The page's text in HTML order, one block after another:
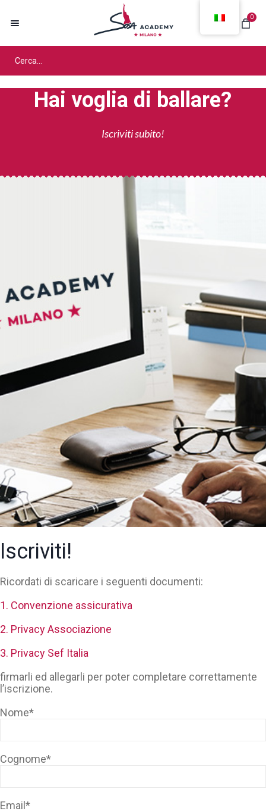
0
Hai voglia di ballare?
Iscriviti subito!
Iscriviti!
Ricordati di scaricare i seguenti documenti:
1. Convenzione assicurativa
2. Privacy Associazione
3. Privacy Sef Italia
firmarli ed allegarli per poter completare correttamente
l’iscrizione.
Nome*
Cognome*
Email*